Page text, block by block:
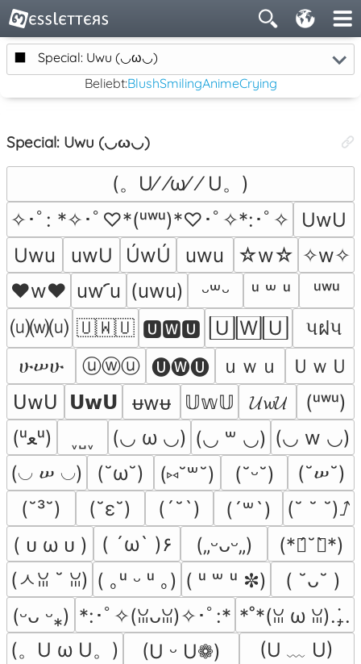
⬛
Special: Uwu (◡ω◡)
Beliebt:BlushSmilingAnimeCrying
Special: Uwu (◡ω◡)
(。U⁄ ⁄ω⁄ ⁄ U。)
✧･ﾟ: *✧･ﾟ♡*(ᵘʷᵘ)*♡･ﾟ✧*:･ﾟ✧
UwU
Uwu
uwU ÚwÚ uwu ☆w☆ ✧w✧
♥w♥ ︠uw ︠u (uwu) ᵕ꒳ᵕ ᵘ ꒳ ᵘ
ᵘʷᵘ
⒰⒲⒰ 🇺🇼🇺 🆄🆆🆄 🅄🅆🅄
પฝપ
ሁሠሁ
ⓤⓦⓤ 🅤🅦🅤 ｕｗｕ
ＵｗＵ
𝖴𝗐𝖴
𝗨𝘄𝗨 ᵾwᵾ 𝕌𝕨𝕌 𝓤𝔀𝓤
(ᵘʷᵘ)
(ᵘﻌᵘ)
(◡ ω ◡) (◡ ꒳ ◡) (◡ w ◡)
(◡ ሠ ◡)
(˘ω˘) (⑅˘꒳˘) (˘ᵕ˘)
(˘ሠ˘)
(˘³˘)
(˘ε˘) (´˘`) (´꒳`)
(˘ ˘ ˘)⭜
( ᴜ ω ᴜ )
( ´ω` )۶ („ᵕᴗᵕ„)
(*ฅ́˘ฅ̀*)
(ㅅꈍ ˘ ꈍ) ( ｡ᵘ ᵕ ᵘ ｡) ( ᵘ ꒳ ᵘ ✼)
( ˘ᴗ˘ )
(ᵕᴗ ᵕ⁎) *:･ﾟ✧(ꈍᴗꈍ)✧･ﾟ:* *˚*(ꈍ ω ꈍ).₊̣̇.
(。U ω U。)
(U ᵕ U❁)
(U ﹏ U)